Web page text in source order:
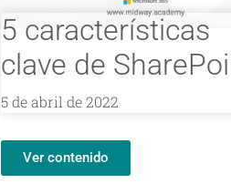
5 características
clave de
5 de abril de 2022
Ver contenido